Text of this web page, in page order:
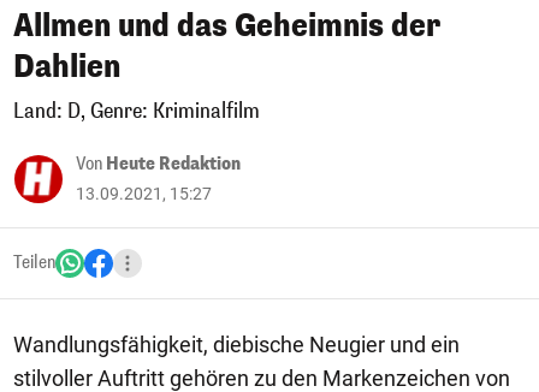
Allmen und das Geheimnis der
Dahlien
Land: D, Genre: Kriminalfilm
Von Heute Redaktion
13.09.2021, 15:27
Teilen
Wandlungsfähigkeit, diebische Neugier und ein
stilvoller Auftritt gehören zu den Markenzeichen von